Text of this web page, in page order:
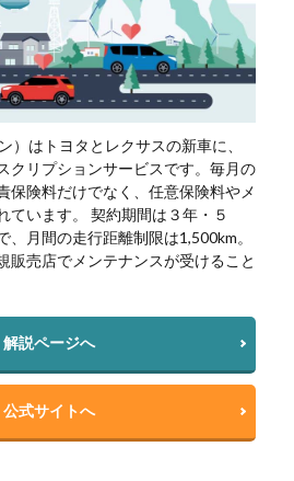
）はトヨタとレクサスの新車に、
クリプションサービスです。毎月の
保険料だけでなく、任意保険料やメ
ています。 契約期間は３年・５
、月間の走行距離制限は1,500km。
販売店でメンテナンスが受けること
解説ページへ
公式サイトへ